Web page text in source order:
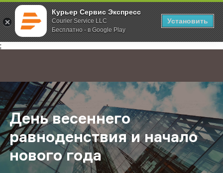
Курьер Сервис Экспресс
Courier Service LLC
Бесплатно - в Google Play
Установить
;
Главная О компании Новости День весеннего равноденствия
День весеннего
равноденствия и начало
нового года